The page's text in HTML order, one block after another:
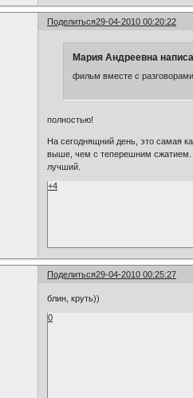
Поделиться29-04-2010 00:20:22
Мария Андреевна
фильм вместе с
полностью!
На сегоднящний день, это самая
выше, чем с теперешним сжатием.
лучший.
+4
Поделиться29-04-2010 00:25:27
блин, круть))
0